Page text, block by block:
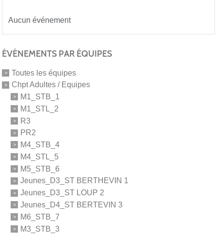
Aucun événement
ÉVÉNEMENTS PAR ÉQUIPES
Toutes les équipes
Chpt Adultes / Equipes
M1_STB_1
M1_STL_2
R3
PR2
M4_STB_4
M4_STL_5
M5_STB_6
Jeunes_D3_ST BERTHEVIN 1
Jeunes_D3_ST LOUP 2
Jeunes_D4_ST BERTEVIN 3
M6_STB_7
M3_STB_3